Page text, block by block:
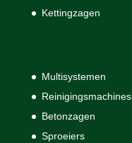
Kettingzagen
Multisystemen
Reinigingsmachines
Betonzagen
Sproeiers